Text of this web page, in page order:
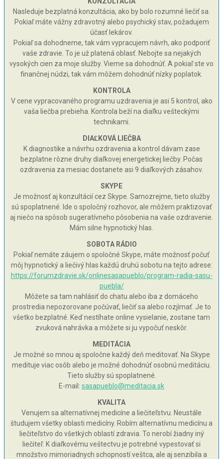
Nasleduje bezplatná konzultácia, ako by bolo rozumné liečiť sa.
Pokiaľ máte vážny zdravotný alebo psychický stav, požadujem
účasť lekárov.
Pokiaľ sa dohodneme, tak vám vypracujem návrh, ako podporiť
vaše zdravie. To je už platená oblasť. Nebojte sa nejakých
vysokých cien za moje služby. Vieme sa dohodnúť. A pokiaľ ste vo
finančnej núdzi, tak vám môžem dohodnúť nízky poplatok.
KONTROLA
V cene vypracovaného programu uzdravenia je asi 5 kontrol, ako
vaša liečba prebieha. Kontrola beží na diaľku vešteckými
technikami.
DIAĽKOVÁ LIEČBA
K diagnostike a návrhu ozdravenia a kontrol dávam zase
bezplatne rôzne druhy diaľkovej energetickej liečby. Počas
ozdravenia za mesiac dostanete asi 9 diaľkových zásahov.
SKYPE
Je možnosť aj konzultácií cez Skype. Samozrejme, tieto služby
sú spoplatnené. Ide o spoločný rozhovor, ale môžem praktizovať
aj niečo na spôsob sugeratívneho pôsobenia na vaše ozdravenie.
Mám silne hypnotický hlas.
SOBOTA RÁDIO
Pokiaľ nemáte záujem o spoločné Skype, máte možnosť počuť
môj hypnotický a liečivý hlas každú druhú sobotu na tejto adrese:
https://forumzdravie.sk/onlinesasapueblo/program-radia-sasu-
puebla/
Môžete sa tam nahlásiť do chatu alebo iba z domáceho
prostredia nepozorovane počúvať, liečiť sa alebo rozjímať. Je to
všetko bezplatné. Keď nestíhate online vysielanie, zostane tam
zvuková nahrávka a môžete si ju vypočuť neskôr.
MEDITÁCIA
Je možné so mnou aj spoločne každý deň meditovať. Na Skype
medituje viac osôb alebo je možné dohodnúť osobnú meditáciu.
Tieto služby sú spoplatnené.
E-mail: sasapueblo@meditacia.sk
KVALITA
Venujem sa alternatívnej medicíne a liečiteľstvu. Neustále
študujem všetky oblasti medicíny. Robím alternatívnu medicínu a
liečiteľstvo do všetkých oblastí zdravia. To nerobí žiadny iný
liečiteľ. K diaľkovému veštectvu je potrebné vypestovať si
množstvo mimoriadnych schopností veštca, ale aj senzibila a